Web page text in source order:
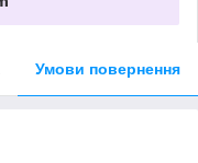
Умови повернення